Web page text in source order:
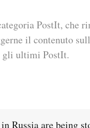
PostIt, che
il contenuto
gli ultimi PostIt.
Russia are being